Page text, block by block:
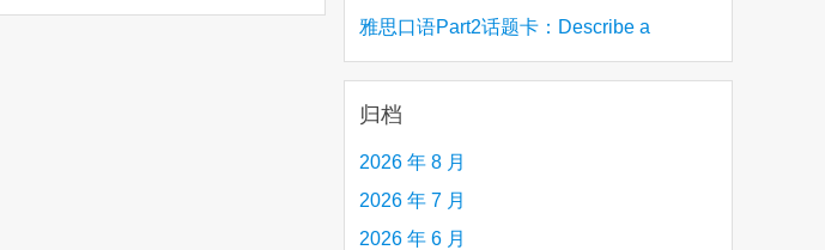
Stanthorpe Twinning Association
雅思口语Part2话题卡：Describe a
creative person (e.g. an artist, a musician,
etc.) you admire 钦佩的有创造力的人
归档
2026 年 8 月
2026 年 7 月
2026 年 6 月